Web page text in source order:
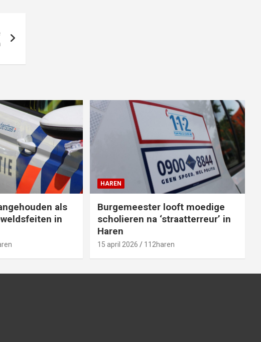
als
in
HAREN
Burgemeester looft moedige
scholieren na ‘straatterreur’ in
Haren
15 april 2026 112haren